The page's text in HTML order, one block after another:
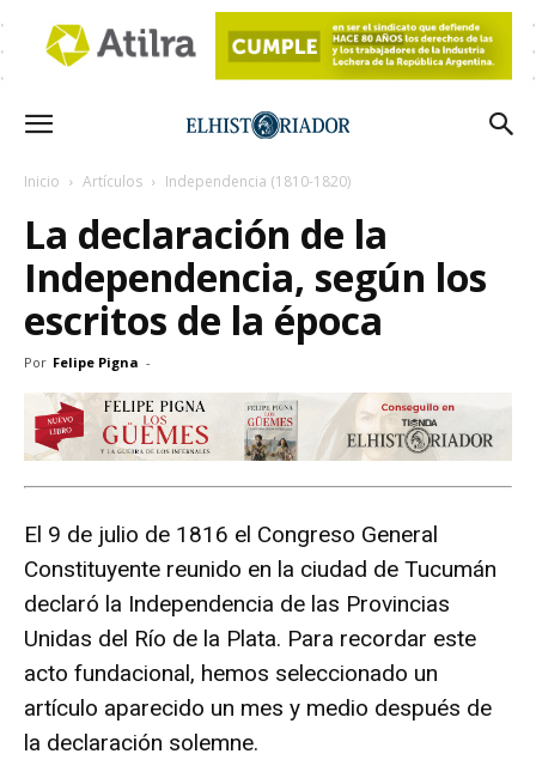
Inicio Artículos Independencia (1810-1820)
La declaración de la
Independencia, según los
escritos de la época
Por Felipe Pigna -
El 9 de julio de 1816 el Congreso General
Constituyente reunido en la ciudad de Tucumán
declaró la Independencia de las Provincias
Unidas del Río de la Plata. Para recordar este
acto fundacional, hemos seleccionado un
artículo aparecido un mes y medio después de
la declaración solemne.